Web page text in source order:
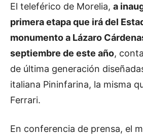
El teleférico de Morelia, a
primera etapa que irá del
monumento a Lázaro
septiembre de este año,
de última generación
italiana Pininfarina, la misma
Ferrari.
En conferencia de prensa, el